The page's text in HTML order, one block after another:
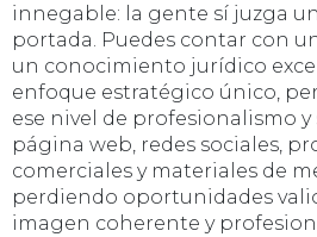
innegable: la gente sí juzga
portada. Puedes contar con
un conocimiento jurídico
enfoque estratégico único,
ese nivel de profesionalismo
página web, redes sociales,
comerciales y materiales de
perdiendo oportunidades
imagen coherente y